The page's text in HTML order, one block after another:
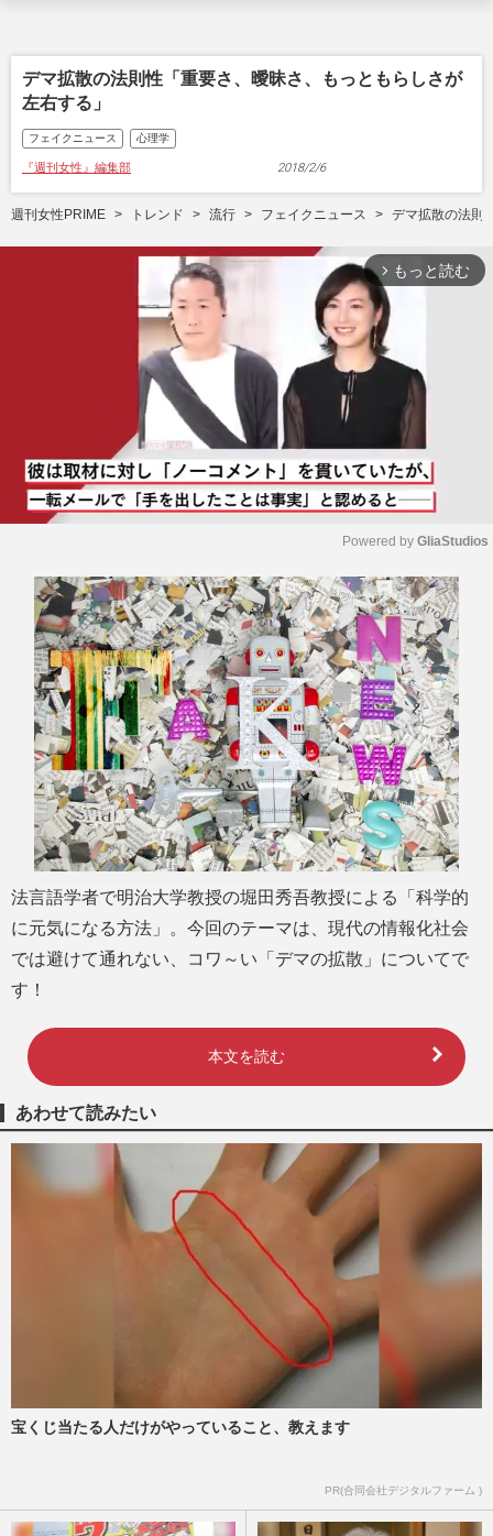
デマ拡散の法則性「重要さ、曖昧さ、もっともらしさが
左右する」
フェイクニュース 心理学
『週刊女性』編集部 2018/2/6
週刊女性PRIME トレンド 流行 フェイクニュース デマ拡散の法則
arrow_forward_ios もっと読む
M
u
t
e
Powered by GliaStudios
法言語学者で明治大学教授の堀田秀吾教授による「科学的
に元気になる方法」。今回のテーマは、現代の情報化社会
では避けて通れない、コワ～い「デマの拡散」についてで
す！
本文を読む
あわせて読みたい
宝くじ当たる人だけがやっていること、教えます
PR(合同会社デジタルファーム )